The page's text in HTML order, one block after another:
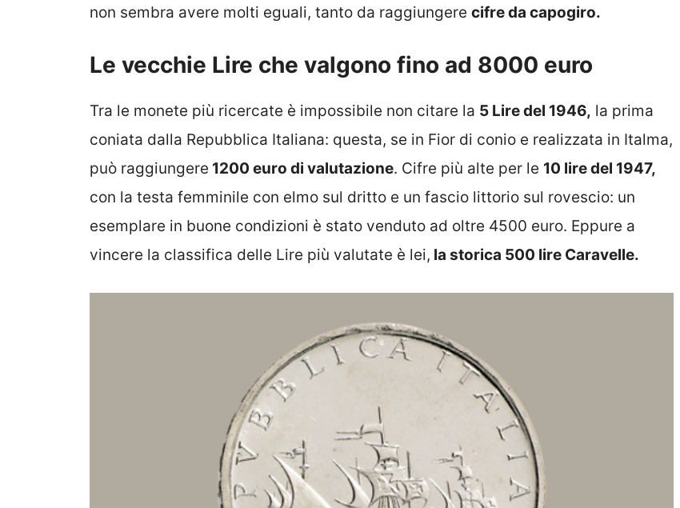
non sembra avere molti eguali, tanto da raggiungere cifre da capogiro.
Le vecchie Lire che valgono fino ad 8000 euro
Tra le monete più ricercate è impossibile non citare la 5 Lire del 1946, la prima
coniata dalla Repubblica Italiana: questa, se in Fior di conio e realizzata in Italma,
può raggiungere 1200 euro di valutazione. Cifre più alte per le 10 lire del 1947,
con la testa femminile con elmo sul dritto e un fascio littorio sul rovescio: un
esemplare in buone condizioni è stato venduto ad oltre 4500 euro. Eppure a
vincere la classifica delle Lire più valutate è lei, la storica 500 lire Caravelle.